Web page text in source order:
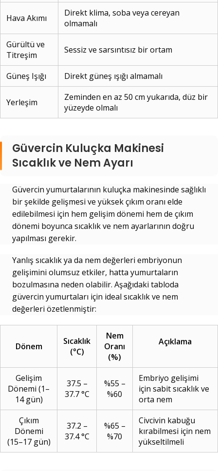
Hava Akımı
Direkt klima, soba veya cereyan
olmamalı
Gürültü ve
Titreşim
Sessiz ve sarsıntısız bir ortam
Güneş Işığı Direkt güneş ışığı almamalı
Yerleşim
Zeminden en az 50 cm yukarıda, düz bir
yüzeyde olmalı
Güvercin Kuluçka Makinesi
Sıcaklık ve Nem Ayarı
Güvercin yumurtalarının kuluçka makinesinde sağlıklı
bir şekilde gelişmesi ve yüksek çıkım oranı elde
edilebilmesi için hem gelişim dönemi hem de çıkım
dönemi boyunca sıcaklık ve nem ayarlarının doğru
yapılması gerekir.
Yanlış sıcaklık ya da nem değerleri embriyonun
gelişimini olumsuz etkiler, hatta yumurtaların
bozulmasına neden olabilir. Aşağıdaki tabloda
güvercin yumurtaları için ideal sıcaklık ve nem
değerleri özetlenmiştir:
Dönem
Sıcaklık
(°C)
Nem
Oranı
(%)
Açıklama
Gelişim
Dönemi (1–
14 gün)
37.5 –
37.7 °C
%55 –
%60
Embriyo gelişimi
için sabit sıcaklık ve
orta nem
Çıkım
Dönemi
(15–17 gün)
37.2 –
37.4 °C
%65 –
%70
Civcivin kabuğu
kırabilmesi için nem
yükseltilmeli